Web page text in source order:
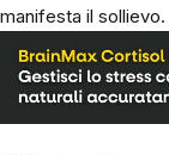
manifesta il sollievo.